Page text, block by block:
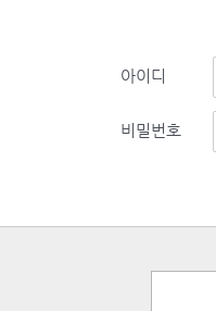
아이디
비밀번호